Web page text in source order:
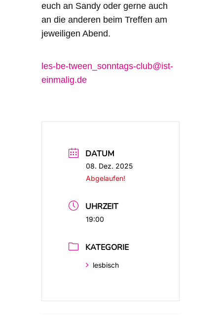
euch an Sandy oder gerne auch
an die anderen beim Treffen am
jeweiligen Abend.
les-be-tween_sonntags-club@ist-
einmalig.de
DATUM
08. Dez. 2025
Abgelaufen!
UHRZEIT
19:00
KATEGORIE
lesbisch